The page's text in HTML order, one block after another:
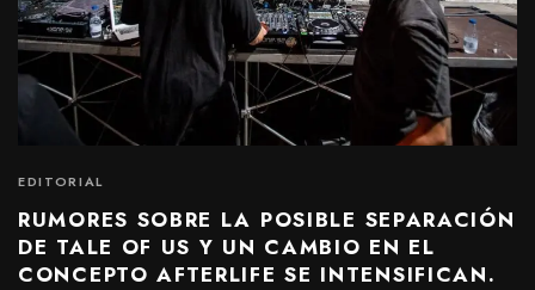
EDITORIAL
RUMORES SOBRE LA POSIBLE SEPARACIÓN
DE TALE OF US Y UN CAMBIO EN EL
CONCEPTO AFTERLIFE SE INTENSIFICAN.